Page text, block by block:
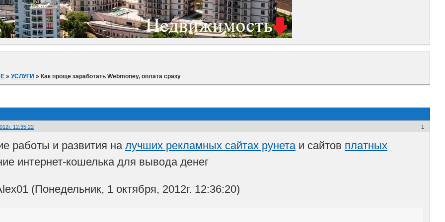
»УСЛУГИ »Как проще заработать Webmoney, оплата сразу
1
12:35:22
работы и развития налучших рекламных сайтах рунетаи сайтов платных
интернет-кошелька для вывода денег
(Понедельник, 1 октября, 2012г. 12:36:20)